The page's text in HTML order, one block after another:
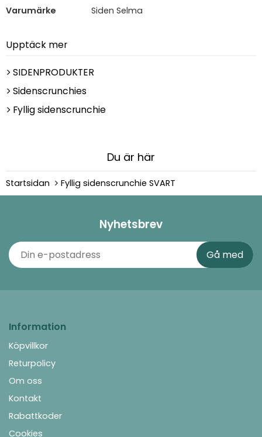
Varumärke Siden Selma
Upptäck mer
SIDENPRODUKTER
Sidenscrunchies
Fyllig sidenscrunchie
Du är här
Startsidan Fyllig sidenscrunchie SVART
Nyhetsbrev
Information
Köpvillkor
Returpolicy
Om oss
Kontakt
Rabattkoder
Cookies